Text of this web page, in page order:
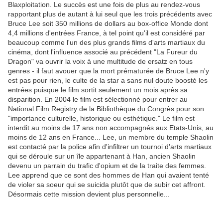
Blaxploitation. Le succès est une fois de plus au rendez-vous
rapportant plus de autant à lui seul que les trois précédents avec
Bruce Lee soit 350 millions de dollars au box-office Monde dont
4,4 millions d'entrées France, à tel point qu'il est considéré par
beaucoup comme l'un des plus grands films d'arts martiaux du
cinéma, dont l'influence associé au précédent "La Fureur du
Dragon" va ouvrir la voix à une multitude de ersatz en tous
genres - il faut avouer que la mort prématurée de Bruce Lee n'y
est pas pour rien, le culte de la star a sans nul doute boosté les
entrées puisque le film sortit seulement un mois après sa
disparition. En 2004 le film est sélectionné pour entrer au
National Film Registry de la Bibliothèque du Congrès pour son
"importance culturelle, historique ou esthétique." Le film est
interdit au moins de 17 ans non accompagnés aux Etats-Unis, au
moins de 12 ans en France... Lee, un membre du temple Shaolin
est contacté par la police afin d'infiltrer un tournoi d'arts martiaux
qui se déroule sur un île appartenant à Han, ancien Shaolin
devenu un parrain du trafic d'opium et de la traite des femmes.
Lee apprend que ce sont des hommes de Han qui avaient tenté
de violer sa soeur qui se suicida plutôt que de subir cet affront.
Désormais cette mission devient plus personnelle...